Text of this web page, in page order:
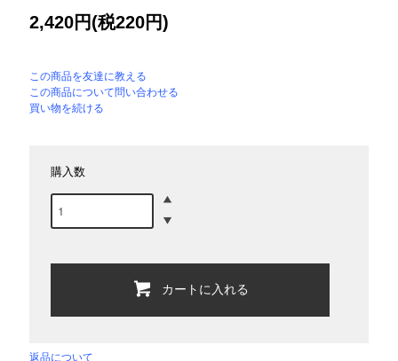
2,420円(税220円)
この商品を友達に教える
この商品について問い合わせる
買い物を続ける
購入数
カートに入れる
返品について